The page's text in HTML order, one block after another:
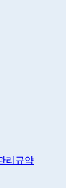
리규약